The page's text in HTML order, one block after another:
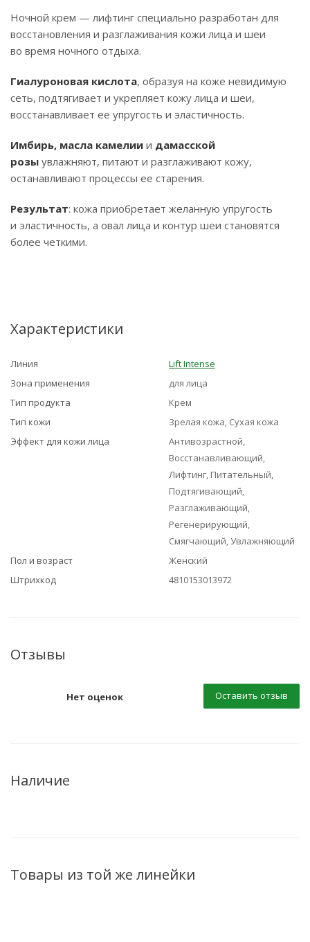
Ночной крем — лифтинг специально разработан для
восстановления и разглаживания кожи лица и шеи
во время ночного отдыха.
Гиалуроновая кислота, образуя на коже невидимую
сеть, подтягивает и укрепляет кожу лица и шеи,
восстанавливает ее упругость и эластичность.
Имбирь, масла камелии и дамасской
розы увлажняют, питают и разглаживают кожу,
останавливают процессы ее старения.
Результат: кожа приобретает желанную упругость
и эластичность, а овал лица и контур шеи становятся
более четкими.
Характеристики
Линия
Lift Intense
Зона применения
для лица
Тип продукта
Крем
Тип кожи
Зрелая кожа, Сухая кожа
Эффект для кожи лица
Антивозрастной,
Восстанавливающий,
Лифтинг, Питательный,
Подтягивающий,
Разглаживающий,
Регенерирующий,
Смягчающий, Увлажняющий
Пол и возраст
Женский
Штрихкод
4810153013972
Отзывы
Нет оценок Оставить отзыв
Наличие
Товары из той же линейки